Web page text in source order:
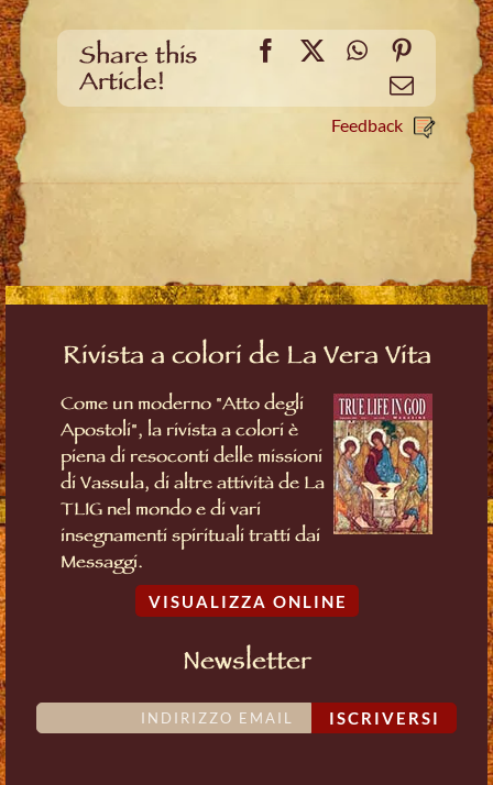
Share this
Article!
Facebook
X WhatsApp
Email
Feedback
Rivista a colori de La Vera Vita
Come un moderno "Atto degli
Apostoli", la rivista a colori è
piena di resoconti delle missioni
di Vassula, di altre attività de La
TLIG nel mondo e di vari
insegnamenti spirituali tratti dai
Messaggi.
VISUALIZZA ONLINE
Newsletter
ISCRIVERSI